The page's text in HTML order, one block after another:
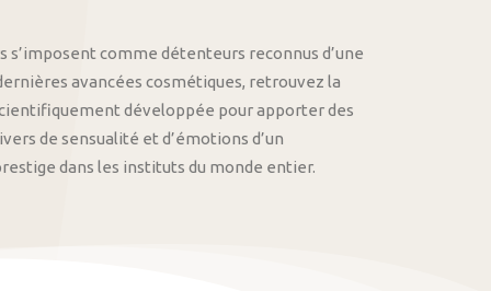
s’imposent comme détenteurs reconnus d’une
avancées cosmétiques, retrouvez la
développée pour apporter des
de sensualité et d’émotions d’un
dans les instituts du monde entier.